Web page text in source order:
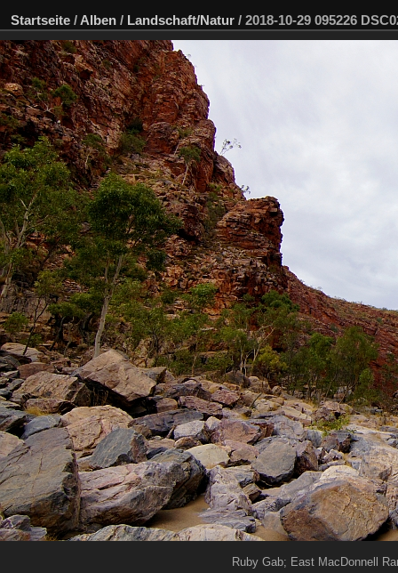
Startseite / Alben / Landschaft/Natur / 2018-10-29 095226
Ruby Gab; East MacDonnell